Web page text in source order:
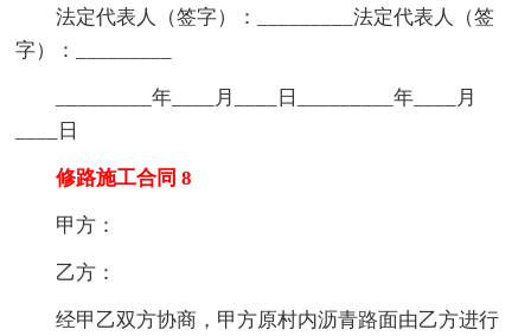
法定代表人（签字）：_________法定代表人（签
字）：_________
_________年____月____日_________年____月
____日
修路施工合同 8
甲方：
乙方：
经甲乙双方协商，甲方原村内沥青路面由乙方进行